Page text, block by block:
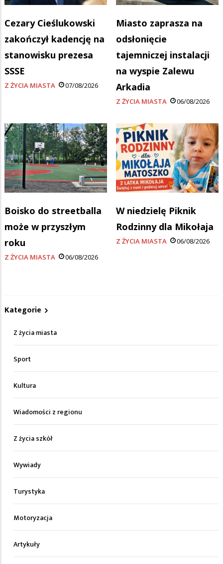
Cezary Cieślukowski
zakończył kadencję na
stanowisku prezesa
SSSE
Z ŻYCIA MIASTA 07/08/2026
Miasto zaprasza na
odsłonięcie
tajemniczej instalacji
na wyspie Zalewu
Arkadia
Z ŻYCIA MIASTA 06/08/2026
Boisko do streetballa
może w przyszłym
roku
Z ŻYCIA MIASTA 06/08/2026
W niedzielę Piknik
Rodzinny dla Mikołaja
Z ŻYCIA MIASTA 06/08/2026
Kategorie
Z życia miasta
Sport
Kultura
Wiadomości z regionu
Z życia szkół
Wywiady
Turystyka
Motoryzacja
Artykuły